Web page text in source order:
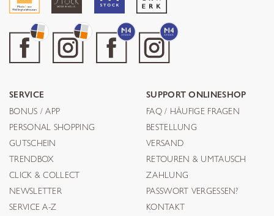
SERVICE
BONUS / APP
PERSONAL SHOPPING
GUTSCHEIN
TRENDBOX
CLICK & COLLECT
NEWSLETTER
SERVICE A-Z
SUPPORT ONLINESHOP
FAQ / HÄUFIGE FRAGEN
BESTELLUNG
VERSAND
RETOUREN & UMTAUSCH
ZAHLUNG
PASSWORT VERGESSEN?
KONTAKT